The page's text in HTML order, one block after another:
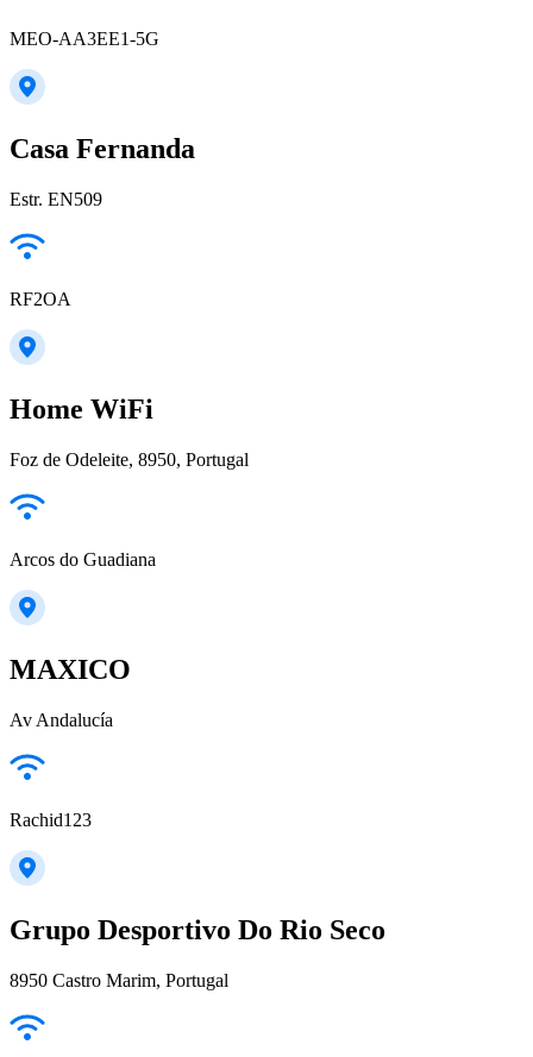
MEO-AA3EE1-5G
Casa Fernanda
Estr. EN509
RF2OA
Home WiFi
Foz de Odeleite, 8950, Portugal
Arcos do Guadiana
MAXICO
Av Andalucía
Rachid123
Grupo Desportivo Do Rio Seco
8950 Castro Marim, Portugal